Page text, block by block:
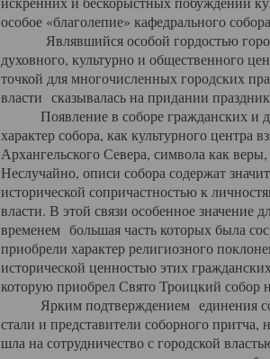
особое «благолепие» кафедрального
Являвшийся особой гордостью
духовного, культурно и общественного
точкой для многочисленных городских
власти сказывалась на придании
Появление в соборе гражданских и
характер собора, как культурного центра
Архангельского Севера, символа как
Неслучайно, описи собора содержат
исторической сопричастностью к
власти. В этой связи особенное значение
временем большая часть которых была
приобрели характер религиозного
исторической ценностью этих
которую приобрел Свято Троицкий собор
Ярким подтверждением единения
стали и представители соборного
шла на сотрудничество с городской